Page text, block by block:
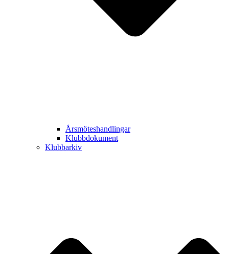
Årsmöteshandlingar
Klubbdokument
Klubbarkiv